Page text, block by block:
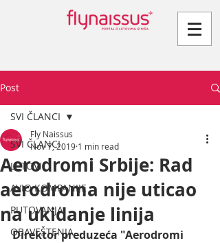
Post
SVI ČLANCI
LETOVI
AVIO KOMPANIJE
PUTOVANJA
OBAVEŠTENJA
SVI ČLANCI
Aerodromi Srbije: Rad
aerodroma nije uticao
na ukidanje linija
Fly Naissus
Nov 7, 2019 1 min read
Direktor preduzeća "Aerodromi